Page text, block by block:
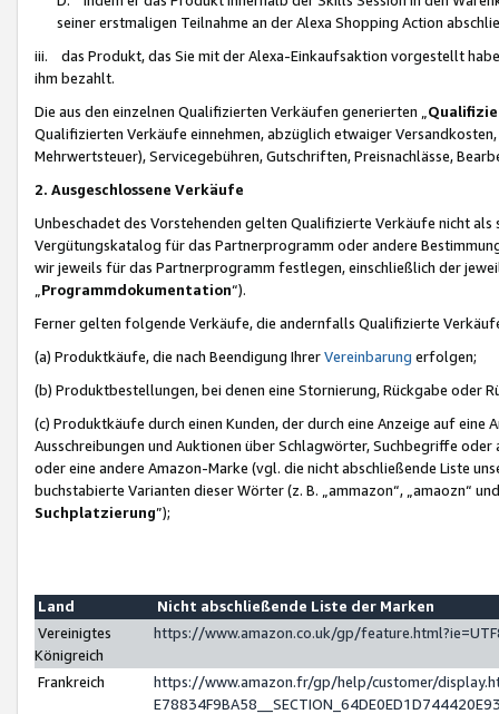
seiner erstmaligen Teilnahme an der Alexa Shopping Action
iii. das Produkt, das Sie mit der Alexa-Einkaufsaktion vorgestellt
ihm bezahlt.
Die aus den einzelnen Qualifizierten Verkäufen generierten „
Qualifizierten Verkäufe einnehmen, abzüglich etwaiger
Mehrwertsteuer), Servicegebühren, Gutschriften, Preisnachlässe,
2. Ausgeschlossene Verkäufe
Unbeschadet des Vorstehenden gelten Qualifizierte Verkäufe nicht
Vergütungskatalog für das Partnerprogramm oder andere
wir jeweils für das Partnerprogramm festlegen, einschließlich der
Programmdokumentation“).
Ferner gelten folgende Verkäufe, die andernfalls Qualifizierte
(a) Produktkäufe, die nach Beendigung IhrerVereinbarung erfolgen;
(b) Produktbestellungen, bei denen eine Stornierung, Rückgabe oder
(c) Produktkäufe durch einen Kunden, der durch eine Anzeige auf
Ausschreibungen und Auktionen über Schlagwörter, Suchbegriffe
oder eine andere Amazon-Marke (vgl. die nicht abschließende Liste
buchstabierte Varianten dieser Wörter (z. B. „ammazon“, „amaozn“
Suchplatzierung”);
Land
Nicht abschließende Liste der Marken
Vereinigtes
Königreich
https://www.amazon.co.uk/gp/
Frankreich
https://www.amazon.fr/gp/help/customer/